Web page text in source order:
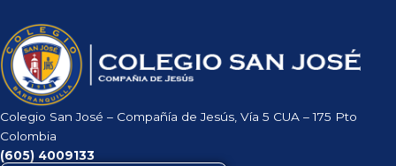
Colegio San José – Compañía de Jesús, Vía 5 CUA – 175 Pto
Colombia
(605) 4009133